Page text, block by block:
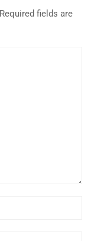
Required fields are